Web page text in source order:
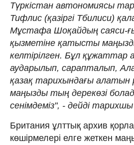
Түркістан автономиясы
Тифлис (қазіргі Тбилиси)
Мұстафа Шоқайдың саяси-
қызметіне қатысты
келтірілген. Бұл
аударылып, сарапталып,
қазақ тарихындағы алатын
маңызды тың дерекөзі
сенімдеміз", - дейді
Британия ұлттық архив
көшірмелері елге жеткен